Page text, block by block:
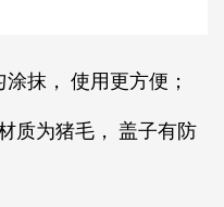
抹， 使用更方便；
质为猪毛， 盖子有防